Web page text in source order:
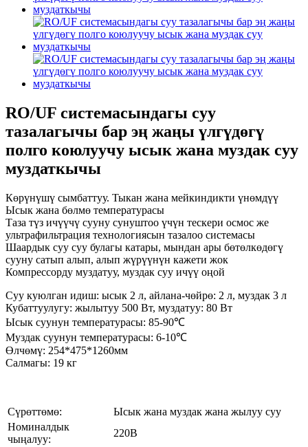
RO/UF системасындагы суу
тазалагычы бар эң жаңы үлгүдөгү
полго коюлуучу ысык жана муздак суу
муздаткычы
Көрүнүшү сымбаттуу. Тыкан жана мейкиндикти үнөмдүү
Ысык жана бөлмө температурасы
Таза түз ичүүчү сууну сунуштоо үчүн тескери осмос же
ультрафильтрация технологиясын тазалоо системасы
Шаардык суу суу булагы катары, мындан ары бөтөлкөдөгү
сууну сатып алып, алып жүрүүнүн кажети жок
Компрессорду муздатуу, муздак суу ичүү оңой
Суу куюлган идиш: ысык 2 л, айлана-чөйрө: 2 л, муздак 3 л
Кубаттуулугу: жылытуу 500 Вт, муздатуу: 80 Вт
Ысык суунун температурасы: 85-90℃
Муздак суунун температурасы: 6-10℃
Өлчөмү: 254*475*1260мм
Салмагы: 19 кг
Сүрөттөмө:
Ысык жана муздак жана жылуу суу
Номиналдык
чыңалуу:
220В